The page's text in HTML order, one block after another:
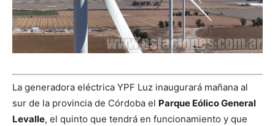
La generadora eléctrica YPF Luz inaugurará mañana al
sur de la provincia de Córdoba el Parque Eólico General
Levalle, el quinto que tendrá en funcionamiento y que